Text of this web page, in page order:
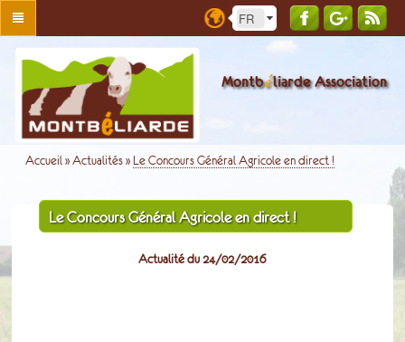
Montbéliarde Association
Accueil »Actualités » Le Concours Général Agricole en direct !
Le Concours Général Agricole en direct !
Actualité du 24/02/2016